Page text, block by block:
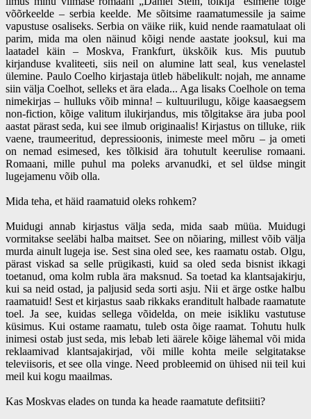
võõrkeelde – serbia keelde. Me sõitsime raamatumessile ja saime
vapustuse osaliseks. Serbia on väike riik, kuid nende raamatulaat oli
parim, mida ma olen näinud kõigi nende aastate jooksul, kui ma
laatadel käin – Moskva, Frankfurt, ükskõik kus. Mis puutub
kirjanduse kvaliteeti, siis neil on alumine latt seal, kus venelastel
ülemine. Paulo Coelho kirjastaja ütleb häbelikult: nojah, me anname
siin välja Coelhot, selleks et ära elada... Aga lisaks Coelhole on tema
nimekirjas – hulluks võib minna! – kultuurilugu, kõige kaasaegsem
non-fiction, kõige valitum ilukirjandus, mis tõlgitakse ära juba pool
aastat pärast seda, kui see ilmub originaalis! Kirjastus on tilluke, riik
vaene, traumeeritud, depressioonis, inimeste meel mõru – ja ometi
on nemad esimesed, kes tõlkisid ära tohutult keerulise romaani.
Romaani, mille puhul ma poleks arvanudki, et sel üldse mingit
lugejamenu võib olla.
Mida teha, et häid raamatuid oleks rohkem?
Muidugi annab kirjastus välja seda, mida saab müüa. Muidugi
vormitakse seeläbi halba maitset. See on nõiaring, millest võib välja
murda ainult lugeja ise. Sest sina oled see, kes raamatu ostab. Olgu,
pärast viskad sa selle prügikasti, kuid sa oled seda bisnist ikkagi
toetanud, oma kolm rubla ära maksnud. Sa toetad ka klantsajakirju,
kui sa neid ostad, ja paljusid seda sorti asju. Nii et ärge ostke halbu
raamatuid! Sest et kirjastus saab rikkaks eranditult halbade raamatute
toel. Ja see, kuidas sellega võidelda, on meie isikliku vastutuse
küsimus. Kui ostame raamatu, tuleb osta õige raamat. Tohutu hulk
inimesi ostab just seda, mis lebab leti äärele kõige lähemal või mida
reklaamivad klantsajakirjad, või mille kohta meile selgitatakse
televiisoris, et see olla vinge. Need probleemid on ühised nii teil kui
meil kui kogu maailmas.
Kas Moskvas elades on tunda ka heade raamatute defitsiiti?